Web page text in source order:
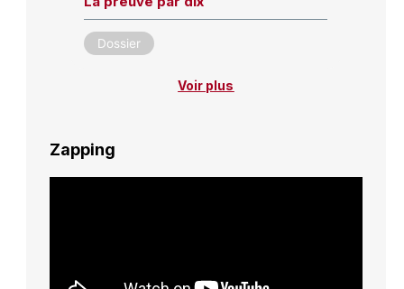
Dossier
Voir plus
Zapping